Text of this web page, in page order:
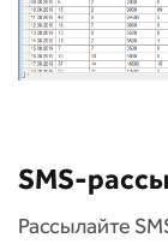
SMS-
Рассылайте